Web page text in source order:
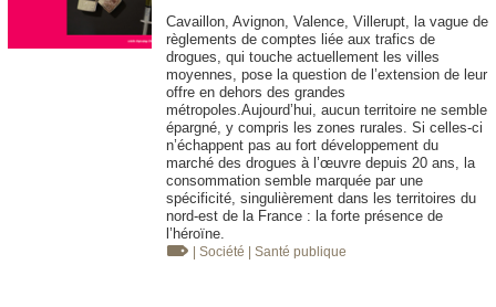
Cavaillon, Avignon, Valence, Villerupt, la vague de
règlements de comptes liée aux trafics de
drogues, qui touche actuellement les villes
moyennes, pose la question de l’extension de leur
offre en dehors des grandes
métropoles.Aujourd’hui, aucun territoire ne semble
épargné, y compris les zones rurales. Si celles-ci
n’échappent pas au fort développement du
marché des drogues à l’œuvre depuis 20 ans, la
consommation semble marquée par une
spécificité, singulièrement dans les territoires du
nord-est de la France : la forte présence de
l’héroïne.
| Société | Santé publique